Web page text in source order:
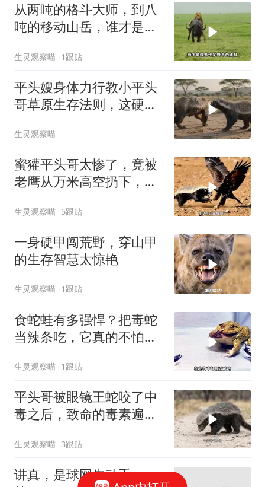
从两吨的格斗大师，到八
吨的移动山岳，谁才是动
生灵观察喵 1跟贴
平头嫂身体力行教小平头
哥草原生存法则，这硬核
生灵观察喵
蜜獾平头哥太惨了，竟被
老鹰从万米高空扔下，落
生灵观察喵 5跟贴
一身硬甲闯荒野，穿山甲
的生存智慧太惊艳
生灵观察喵 1跟贴
食蛇蛙有多强悍？把毒蛇
当辣条吃，它真的不怕蛇
生灵观察喵 1跟贴
平头哥被眼镜王蛇咬了中
毒之后，致命的毒素遍布
生灵观察喵 3跟贴
讲真，是球网先动手